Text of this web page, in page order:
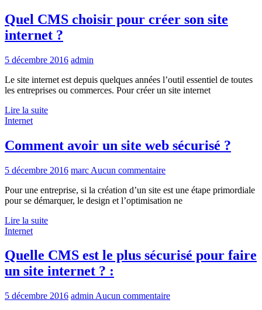
Quel CMS choisir pour créer son site
internet ?
5 décembre 2016 admin
Le site internet est depuis quelques années l’outil essentiel de toutes
les entreprises ou commerces. Pour créer un site internet
Lire la suite
Internet
Comment avoir un site web sécurisé ?
5 décembre 2016 marc Aucun commentaire
Pour une entreprise, si la création d’un site est une étape primordiale
pour se démarquer, le design et l’optimisation ne
Lire la suite
Internet
Quelle CMS est le plus sécurisé pour faire
un site internet ? :
5 décembre 2016 admin Aucun commentaire